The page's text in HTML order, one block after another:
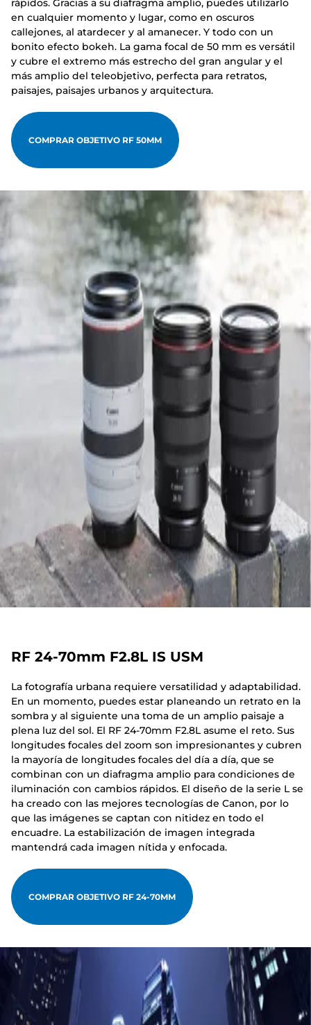
rápidos. Gracias a su diafragma amplio, puedes utilizarlo
en cualquier momento y lugar, como en oscuros
callejones, al atardecer y al amanecer. Y todo con un
bonito efecto bokeh. La gama focal de 50 mm es versátil
y cubre el extremo más estrecho del gran angular y el
más amplio del teleobjetivo, perfecta para retratos,
paisajes, paisajes urbanos y arquitectura.
COMPRAR OBJETIVO RF 50MM
RF 24-70mm F2.8L IS USM
La fotografía urbana requiere versatilidad y adaptabilidad.
En un momento, puedes estar planeando un retrato en la
sombra y al siguiente una toma de un amplio paisaje a
plena luz del sol. El RF 24-70mm F2.8L asume el reto. Sus
longitudes focales del zoom son impresionantes y cubren
la mayoría de longitudes focales del día a día, que se
combinan con un diafragma amplio para condiciones de
iluminación con cambios rápidos. El diseño de la serie L se
ha creado con las mejores tecnologías de Canon, por lo
que las imágenes se captan con nitidez en todo el
encuadre. La estabilización de imagen integrada
mantendrá cada imagen nítida y enfocada.
COMPRAR OBJETIVO RF 24-70MM